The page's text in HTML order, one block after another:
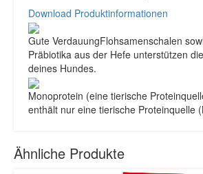
Download Produktinformationen
Gute VerdauungFlohsamenschalen
Präbiotika aus der Hefe unterstützen
deines Hundes.
Monoprotein (eine tierische
enthält nur eine tierische Proteinquelle
Ähnliche Produkte